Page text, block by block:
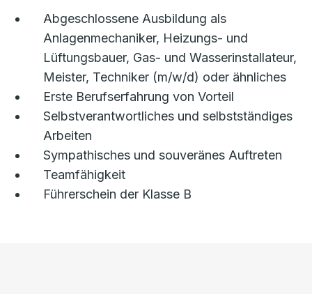
Abgeschlossene Ausbildung als
Anlagenmechaniker, Heizungs- und
Lüftungsbauer, Gas- und Wasserinstallateur,
Meister, Techniker (m/w/d) oder ähnliches
Erste Berufserfahrung von Vorteil
Selbstverantwortliches und selbstständiges
Arbeiten
Sympathisches und souveränes Auftreten
Teamfähigkeit
Führerschein der Klasse B